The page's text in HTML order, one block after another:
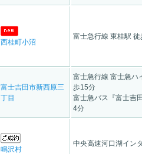
西桂町小沼
富士急行線 東桂駅
富士吉田市新西原三
丁目
富士急行線 富士急ハ
歩15分
富士急バス『富士吉
4分
鳴沢村
中央高速河口湖イン